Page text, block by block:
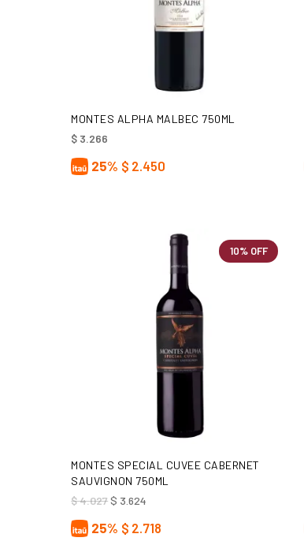
AÑADIR AL CARRITO
MONTES ALPHA MALBEC 750ML
$ 3.266
25% $ 2.450
AÑADIR AL CARRITO
MONTES SPECIAL CUVEE CABERNET
SAUVIGNON 750ML
$4.027El
original
era:
$ 3.624
actual
es:
10% OFF
25% $ 2.718